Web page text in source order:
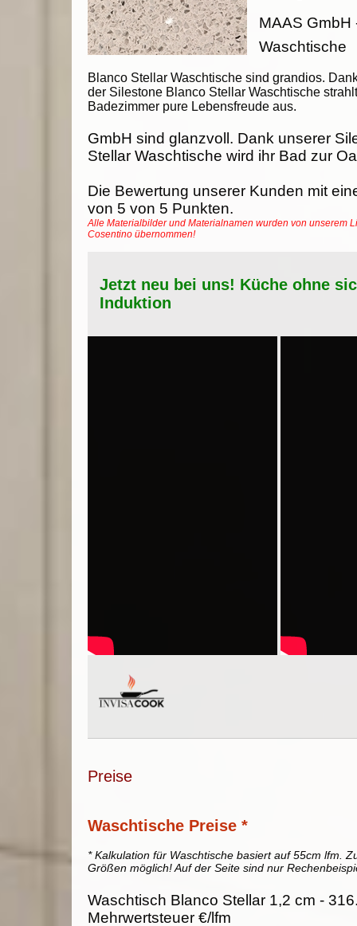
Blanco Stellar Waschtische sind grandios.
der Silestone Blanco Stellar Waschtische
Badezimmer pure Lebensfreude aus.
MAAS GmbH
Waschtische
GmbH sind glanzvoll. Dank unserer
Stellar Waschtische wird ihr Bad zur
Die Bewertung unserer Kunden mit
von 5 von 5 Punkten.
Alle Materialbilder und Materialnamen wurden von unserem
Cosentino übernommen!
Jetzt neu bei uns! Küche ohne
Induktion
Preise
Waschtische Preise *
* Kalkulation für Waschtische basiert auf 55cm lfm.
Größen möglich! Auf der Seite sind nur
Waschtisch Blanco Stellar 1,2 cm -
Mehrwertsteuer €/lfm